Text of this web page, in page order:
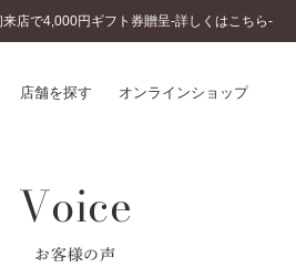
店で4,000円ギフト券贈呈-詳しくはこちら-
店舗を探す オンラインショップ
婚約指輪とは
結婚指輪とは
セットリングとは
Voice
お客様の声